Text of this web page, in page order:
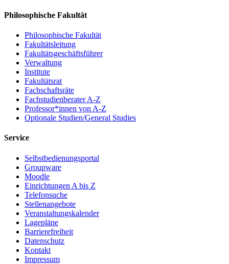
Philosophische Fakultät
Philosophische Fakultät
Fakultätsleitung
Fakultätsgeschäftsführer
Verwaltung
Institute
Fakultätsrat
Fachschaftsräte
Fachstudienberater A-Z
Professor*innen von A-Z
Optionale Studien/General Studies
Service
Selbstbedienungsportal
Groupware
Moodle
Einrichtungen A bis Z
Telefonsuche
Stellenangebote
Veranstaltungskalender
Lagepläne
Barrierefreiheit
Datenschutz
Kontakt
Impressum